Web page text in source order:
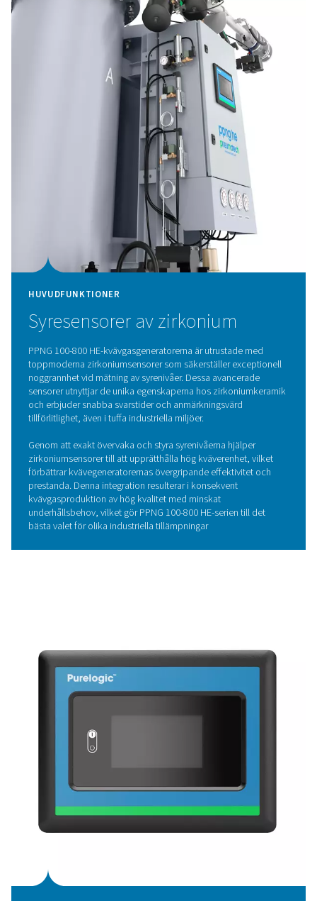
HUVUDFUNKTIONER
Innovativ PSA-cykel och
högeffektivt CMS
PPNG HE:s innovativa PSA-cykel, i kombination med
effektivitet, vilket minskar energikostnaderna avsevärt
Detta avancerade system är utformat för att optimera
prestandan och säkerställa att varje enhet av energi
effektivt. Dessutom spelar ekonomiserfunktionen en
roll för att minimera energislöseri genom att eliminera
standbyförluster och säkerställa att ingen luft eller
förbrukas i onödan.
Dess genomtänkta design förbättrar inte bara
utan stödjer också hållbarhet genom att minska den
miljöpåverkan.